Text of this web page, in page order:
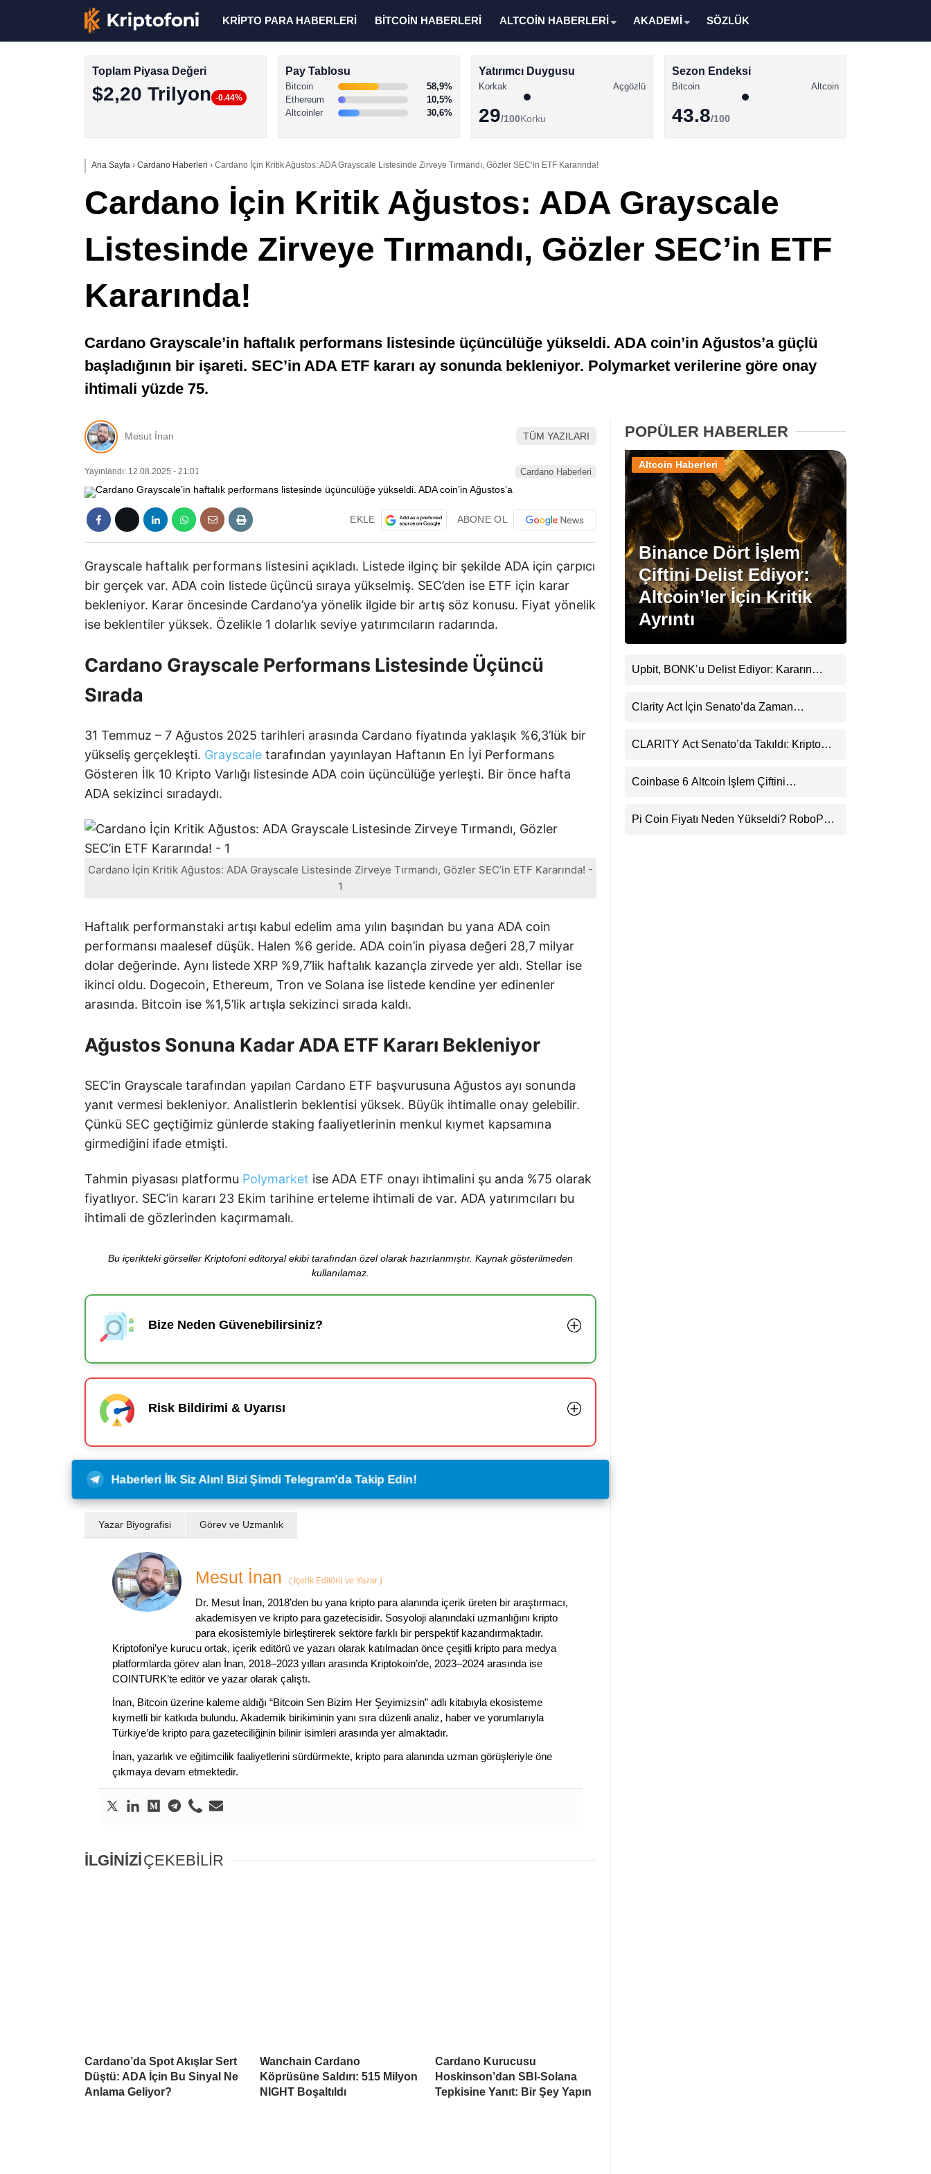
Altcoin Haberleri
Solana Haberleri
Stablecoin Haberleri
Instagram
Youtube
TikTok
Pinterest
KRİPTO PARA HABERLERİ BİTCOİN HABERLERİ ALTCOİN HABERLERİ AKADEMİ SÖZLÜK
Toplam Piyasa Değeri
$2,20 Trilyon -0.44%
Pay Tablosu
Bitcoin
58,9%
Ethereum
10,5%
Altcoinler
30,6%
Yatırımcı Duygusu
Korkak Açgözlü
29/100Korku
Sezon Endeksi
Bitcoin Altcoin
43.8/100
Ana Sayfa › Cardano Haberleri › Cardano İçin Kritik Ağustos: ADA Grayscale Listesinde Zirveye Tırmandı, Gözler SEC’in ETF Kararında!
Cardano İçin Kritik Ağustos: ADA Grayscale
Listesinde Zirveye Tırmandı, Gözler SEC’in ETF
Kararında!
Cardano Grayscale’in haftalık performans listesinde üçüncülüğe yükseldi. ADA coin’in Ağustos’a güçlü
başladığının bir işareti. SEC’in ADA ETF kararı ay sonunda bekleniyor. Polymarket verilerine göre onay
ihtimali yüzde 75.
Mesut İnan TÜM YAZILARI
Yayınlandı: 12.08.2025 - 21:01 Cardano Haberleri
EKLE ABONE OL
Grayscale haftalık performans listesini açıkladı. Listede ilginç bir şekilde ADA için çarpıcı
bir gerçek var. ADA coin listede üçüncü sıraya yükselmiş. SEC’den ise ETF için karar
bekleniyor. Karar öncesinde Cardano’ya yönelik ilgide bir artış söz konusu. Fiyat yönelik
ise beklentiler yüksek. Özelikle 1 dolarlık seviye yatırımcıların radarında.
Cardano Grayscale Performans Listesinde Üçüncü
Sırada
31 Temmuz – 7 Ağustos 2025 tarihleri arasında Cardano fiyatında yaklaşık %6,3’lük bir
yükseliş gerçekleşti. Grayscale tarafından yayınlayan Haftanın En İyi Performans
Gösteren İlk 10 Kripto Varlığı listesinde ADA coin üçüncülüğe yerleşti. Bir önce hafta
ADA sekizinci sıradaydı.
Cardano İçin Kritik Ağustos: ADA Grayscale Listesinde Zirveye Tırmandı, Gözler SEC’in ETF Kararında! -
1
Haftalık performanstaki artışı kabul edelim ama yılın başından bu yana ADA coin
performansı maalesef düşük. Halen %6 geride. ADA coin’in piyasa değeri 28,7 milyar
dolar değerinde. Aynı listede XRP %9,7’lik haftalık kazançla zirvede yer aldı. Stellar ise
ikinci oldu. Dogecoin, Ethereum, Tron ve Solana ise listede kendine yer edinenler
arasında. Bitcoin ise %1,5’lik artışla sekizinci sırada kaldı.
Ağustos Sonuna Kadar ADA ETF Kararı Bekleniyor
SEC’in Grayscale tarafından yapılan Cardano ETF başvurusuna Ağustos ayı sonunda
yanıt vermesi bekleniyor. Analistlerin beklentisi yüksek. Büyük ihtimalle onay gelebilir.
Çünkü SEC geçtiğimiz günlerde staking faaliyetlerinin menkul kıymet kapsamına
girmediğini ifade etmişti.
Tahmin piyasası platformu Polymarket ise ADA ETF onayı ihtimalini şu anda %75 olarak
fiyatlıyor. SEC’in kararı 23 Ekim tarihine erteleme ihtimali de var. ADA yatırımcıları bu
ihtimali de gözlerinden kaçırmamalı.
Bu içerikteki görseller Kriptofoni editoryal ekibi tarafından özel olarak hazırlanmıştır. Kaynak gösterilmeden
kullanılamaz.
Bize Neden Güvenebilirsiniz?
Risk Bildirimi & Uyarısı
Haberleri İlk Siz Alın! Bizi Şimdi Telegram'da Takip Edin!
Yazar Biyografisi Görev ve Uzmanlık
Mesut İnan ( İçerik Editörü ve Yazar )
Dr. Mesut İnan, 2018’den bu yana kripto para alanında içerik üreten bir araştırmacı,
akademisyen ve kripto para gazetecisidir. Sosyoloji alanındaki uzmanlığını kripto
para ekosistemiyle birleştirerek sektöre farklı bir perspektif kazandırmaktadır.
Kriptofoni’ye kurucu ortak, içerik editörü ve yazarı olarak katılmadan önce çeşitli kripto para medya
platformlarda görev alan İnan, 2018–2023 yılları arasında Kriptokoin’de, 2023–2024 arasında ise
COINTURK’te editör ve yazar olarak çalıştı.
İnan, Bitcoin üzerine kaleme aldığı “Bitcoin Sen Bizim Her Şeyimizsin” adlı kitabıyla ekosisteme
kıymetli bir katkıda bulundu. Akademik birikiminin yanı sıra düzenli analiz, haber ve yorumlarıyla
Türkiye’de kripto para gazeteciliğinin bilinir isimleri arasında yer almaktadır.
İnan, yazarlık ve eğitimcilik faaliyetlerini sürdürmekte, kripto para alanında uzman görüşleriyle öne
çıkmaya devam etmektedir.
İLGİNİZİÇEKEBİLİR
Cardano’da Spot Akışlar Sert
Düştü: ADA İçin Bu Sinyal Ne
Anlama Geliyor?
Wanchain Cardano
Köprüsüne Saldırı: 515 Milyon
NIGHT Boşaltıldı
Cardano Kurucusu
Hoskinson’dan SBI-Solana
Tepkisine Yanıt: Bir Şey Yapın
POPÜLER HABERLER
Binance Dört İşlem
Çiftini Delist Ediyor:
Altcoin’ler İçin Kritik
Ayrıntı
Altcoin Haberleri
Upbit, BONK’u Delist Ediyor: Kararın
Var
Clarity Act İçin Senato’da Zaman
CLARITY Act Senato’da Takıldı: Kripto
Coinbase 6 Altcoin İşlem Çiftini
Pi Coin Fiyatı Neden Yükseldi? RoboPay